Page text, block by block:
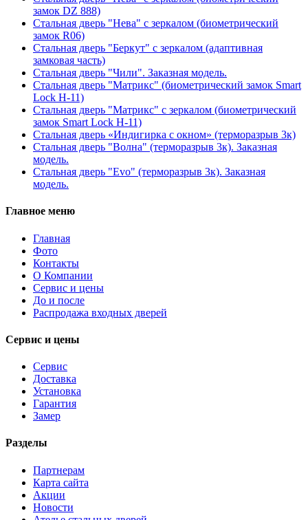
замок DZ 888)
Стальная дверь "Нева" с зеркалом (биометрический
замок R06)
Стальная дверь "Беркут" с зеркалом (адаптивная
замковая часть)
Стальная дверь "Чили". Заказная модель.
Стальная дверь "Матрикс" (биометрический замок Smart
Lock H-11)
Стальная дверь "Матрикс" с зеркалом (биометрический
замок Smart Lock H-11)
Стальная дверь «Индигирка с окном» (терморазрыв 3к)
Стальная дверь "Волна" (терморазрыв 3к). Заказная
модель.
Стальная дверь "Evo" (терморазрыв 3к). Заказная
модель.
Главное меню
Главная
Фото
Контакты
О Компании
Сервис и цены
До и после
Распродажа входных дверей
Сервис и цены
Сервис
Доставка
Установка
Гарантия
Замер
Разделы
Партнерам
Карта сайта
Акции
Новости